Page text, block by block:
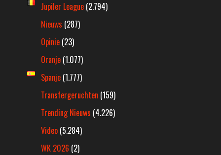
Jupiler League (2.794)
Nieuws (287)
Opinie (23)
Oranje (1.077)
Spanje (1.777)
Transfergeruchten (159)
Trending Nieuws (4.226)
Video (5.284)
WK 2026 (2)